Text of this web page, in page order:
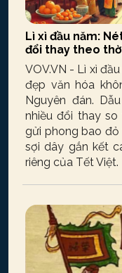
Lì xì đầu năm:
đổi thay theo
VOV.VN - Lì xì
đẹp văn hóa
Nguyên đán.
nhiều đổi thay
gửi phong bao
sợi dây gắn kết
riêng của Tết Việt.